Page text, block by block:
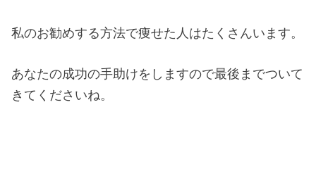
私のお勧めする方法で痩せた人はたくさんいます。
あなたの成功の手助けをしますので最後までついて
きてくださいね。